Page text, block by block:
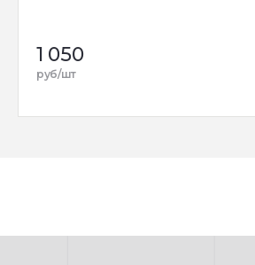
1 050
руб/шт